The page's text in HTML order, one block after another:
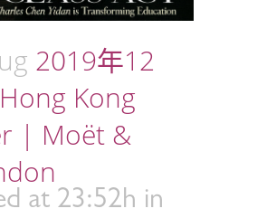
2019年12
Kong
| Moët &
at 23:52h in